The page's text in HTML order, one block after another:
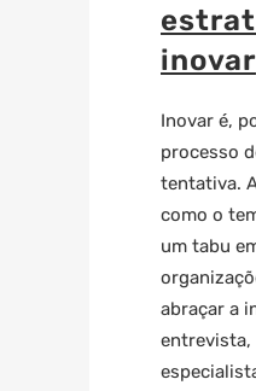
inovar
Inovar é,
processo
tentativa.
como o
um tabu
abraçar a
entrevista,